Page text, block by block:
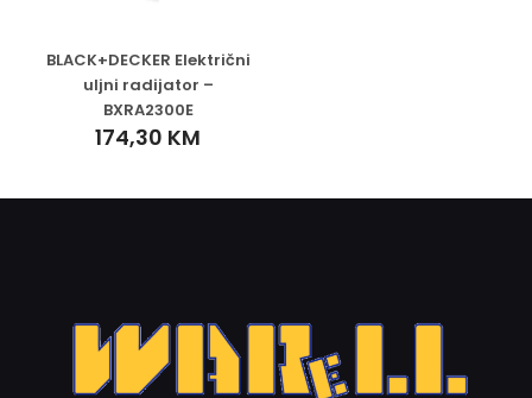
BLACK+DECKER Električni
uljni radijator –
BXRA2300E
174,30 KM